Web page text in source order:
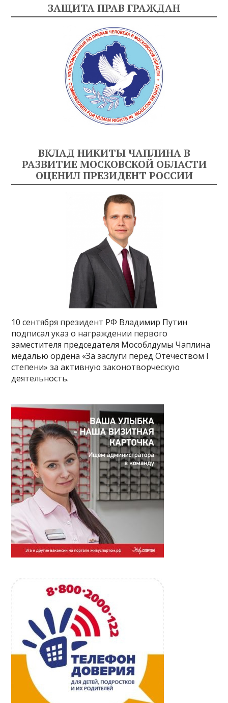
ЗАЩИТА ПРАВ ГРАЖДАН
ВКЛАД НИКИТЫ ЧАПЛИНА В
РАЗВИТИЕ МОСКОВСКОЙ ОБЛАСТИ
ОЦЕНИЛ ПРЕЗИДЕНТ РОССИИ
10 сентября президент РФ Владимир Путин
подписал указ о награждении первого
заместителя председателя Мособлдумы Чаплина
медалью ордена «За заслуги перед Отечеством I
степени» за активную законотворческую
деятельность.